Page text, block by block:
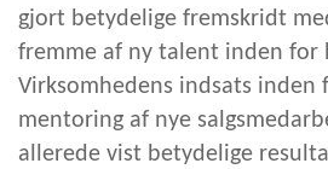
gjort betydelige fremskridt
fremme af ny talent inden for
Virksomhedens indsats inden
mentoring af nye
allerede vist betydelige